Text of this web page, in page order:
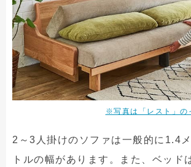
※写真は「レスト」の
2～3人掛けのソファは一般的に1.4
トルの幅があります。また、ベッド